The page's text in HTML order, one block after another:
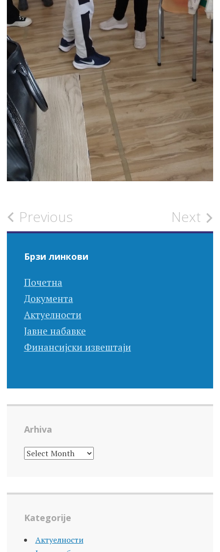
Post
navigation
Previous Next
Брзи линкови
Почетна
Документа
Актуелности
Јавне набавке
Финансијски извештаји
Arhiva
ARHIVA
Kategorije
Актуелности